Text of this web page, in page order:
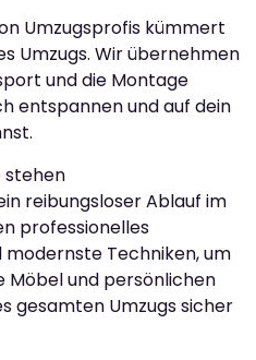
Umzugsprofis kümmert
Umzugs. Wir übernehmen
und die Montage
entspannen und auf dein
stehen
reibungsloser Ablauf im
professionelles
Techniken, um
Möbel und persönlichen
gesamten Umzugs sicher